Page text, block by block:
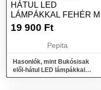
HÁTUL LED
LÁMPÁKKAL FEHÉR M
19 900 Ft
Pepita
Hasonlók, mint Bukósisak
elől-hátul LED lámpákkal
FEHÉR M